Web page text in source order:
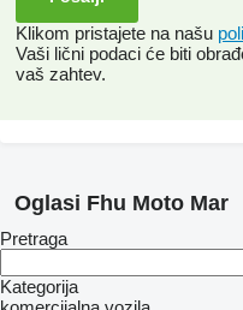
Klikom pristajete na našu
Vaši lični podaci će biti
vaš zahtev.
Oglasi Fhu Moto Mar
Pretraga
Kategorija